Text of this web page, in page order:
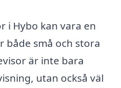
i Hybo kan vara en
både små och stora
är inte bara
utan också väl